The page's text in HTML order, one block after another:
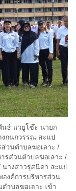
นธ์ แวยูโซ๊ะ นายก
งกนกวรรณ สะแป
วนตำบลฆอเลาะ /
รส่วนตำบลฆอเลาะ /
นางสาวรุสนีดา สะแป
งค์การบริหารส่วน
ำบลฆอเลาะ เข้า